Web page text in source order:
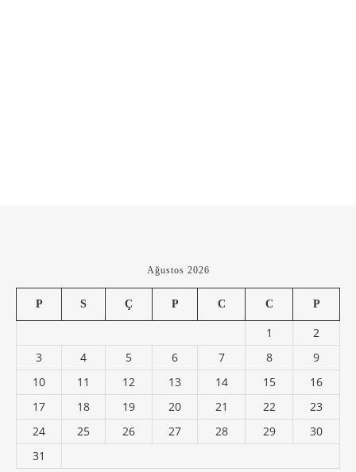
Ağustos 2026
P S Ç P C C P
1
2
3
4 5 6 7 8
9
10
11 12 13 14 15
16
17
18 19 20 21 22
23
24
25 26 27 28 29
30
31